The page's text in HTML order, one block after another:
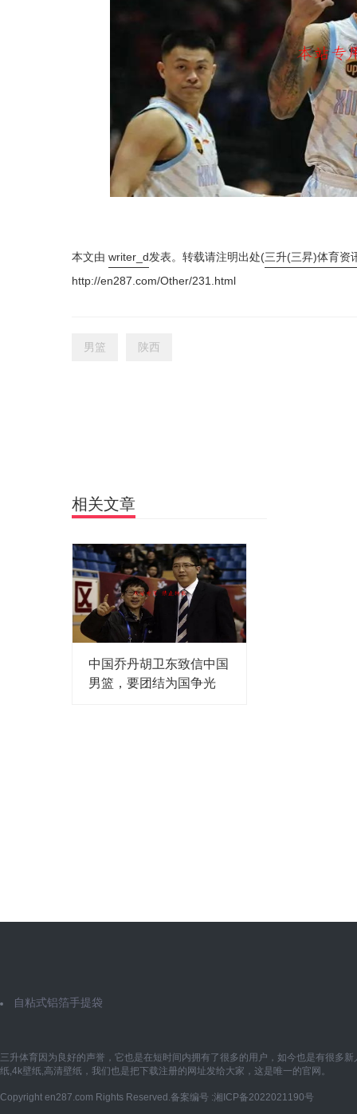
本文由 writer_d发表。转载请注明出处(三升(三昇)体育资
http://en287.com/Other/231.html
男篮 陕西
相关文章
中国乔丹胡卫东致信中国
男篮，要团结为国争光
自粘式铝箔手提袋
三升体育因为良好的声誉，它也是在短时间内拥有了很多的用户，如今也是有很多
纸,4k壁纸,高清壁纸，我们也是把下载注册的网址发给大家，这是唯一的官网。
Copyright en287.com Rights Reserved.备案编号 :湘ICP备2022021190号